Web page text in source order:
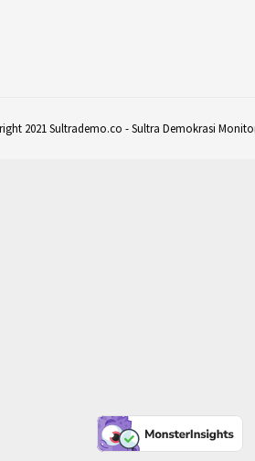
2021 Sultrademo.co - Sultra Demokrasi